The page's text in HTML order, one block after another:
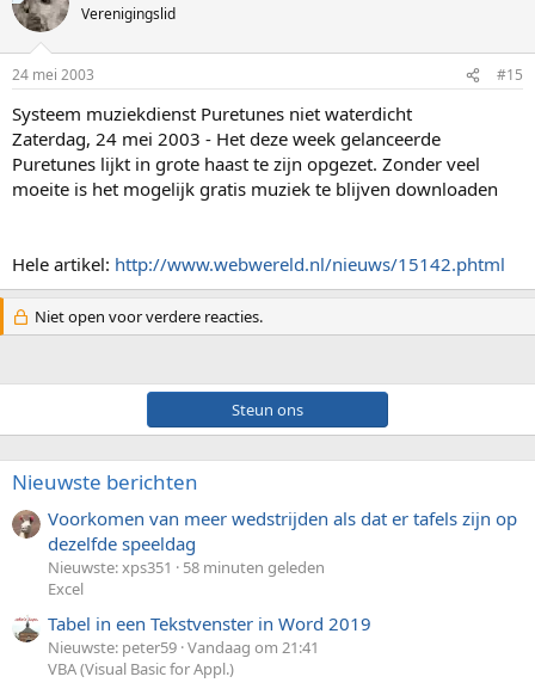
Verenigingslid
24 mei 2003 #15
Systeem muziekdienst Puretunes niet waterdicht
Zaterdag, 24 mei 2003 - Het deze week gelanceerde
Puretunes lijkt in grote haast te zijn opgezet. Zonder veel
moeite is het mogelijk gratis muziek te blijven downloaden
Hele artikel: http://www.webwereld.nl/nieuws/15142.phtml
Niet open voor verdere reacties.
Steun ons
Nieuwste berichten
Voorkomen van meer wedstrijden als dat er tafels zijn op
dezelfde speeldag
Nieuwste: xps351
58 minuten geleden
Excel
Tabel in een Tekstvenster in Word 2019
Nieuwste: peter59 Vandaag om 21:41
VBA (Visual Basic for Appl.)